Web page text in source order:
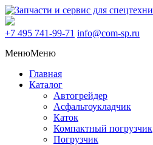
+7 495 741-99-71 info@com-sp.ru
МенюМеню
Главная
Каталог
Автогрейдер
Асфальтоукладчик
Каток
Компактный погрузчик
Погрузчик